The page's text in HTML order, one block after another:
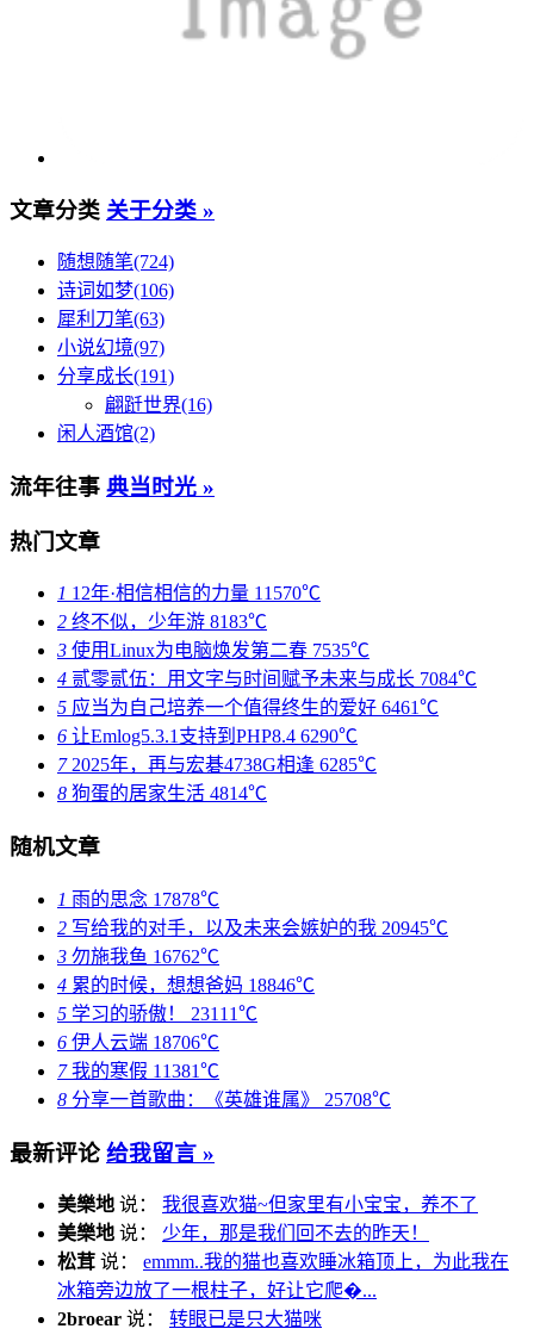
文章分类 关于分类 »
随想随笔(724)
诗词如梦(106)
犀利刀笔(63)
小说幻境(97)
分享成长(191)
翩跹世界(16)
闲人酒馆(2)
流年往事 典当时光 »
热门文章
1 12年·相信相信的力量 11570℃
2 终不似，少年游 8183℃
3 使用Linux为电脑焕发第二春 7535℃
4 贰零贰伍：用文字与时间赋予未来与成长 7084℃
5 应当为自己培养一个值得终生的爱好 6461℃
6 让Emlog5.3.1支持到PHP8.4 6290℃
72025年，再与宏碁4738G相逢 6285℃
8 狗蛋的居家生活 4814℃
随机文章
1 雨的思念 17878℃
2 写给我的对手，以及未来会嫉妒的我 20945℃
3 勿施我鱼 16762℃
4 累的时候，想想爸妈 18846℃
5 学习的骄傲！ 23111℃
6 伊人云端 18706℃
7我的寒假 11381℃
8 分享一首歌曲：《英雄谁属》 25708℃
最新评论 给我留言 »
美樂地 说： 我很喜欢猫~但家里有小宝宝，养不了
美樂地 说： 少年，那是我们回不去的昨天！
松茸 说： emmm..我的猫也喜欢睡冰箱顶上，为此我在
冰箱旁边放了一根柱子，好让它爬�...
2broear 说： 转眼已是只大猫咪